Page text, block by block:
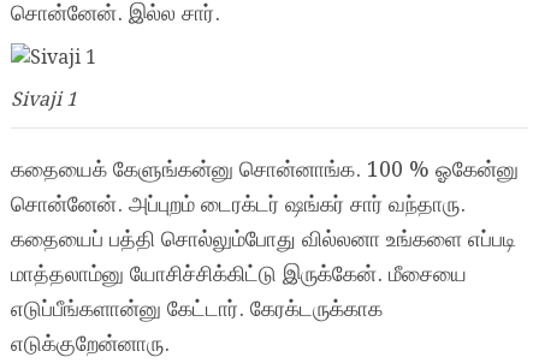
சொன்னேன். இல்ல சார்.
Sivaji 1
கதையைக் கேளுங்கன்னு சொன்னாங்க. 100 % ஓகேன்னு
சொன்னேன். அப்புறம் டைரக்டர் ஷங்கர் சார் வந்தாரு.
கதையைப் பத்தி சொல்லும்போது வில்லனா உங்களை எப்படி
மாத்தலாம்னு யோசிச்சிக்கிட்டு இருக்கேன். மீசையை
எடுப்பீங்களான்னு கேட்டார். கேரக்டருக்காக
எடுக்குறேன்னாரு.